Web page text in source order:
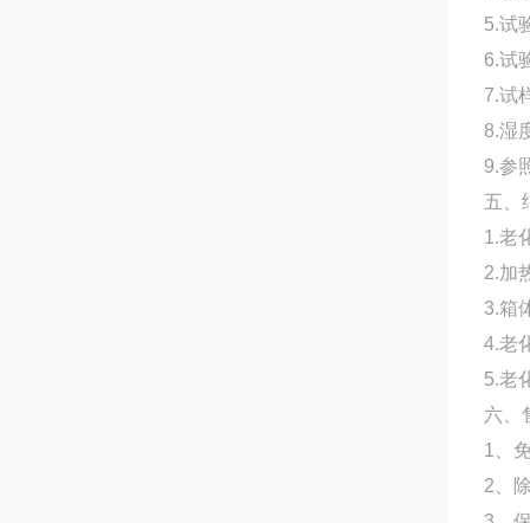
5.试
6.试
7.试
8.湿
9.参
五、
1.老
2.加
3.箱
4.老
5.老
六、
1、
2、